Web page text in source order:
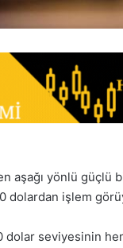
aşağı yönlü güçlü
dolardan işlem
dolar seviyesinin